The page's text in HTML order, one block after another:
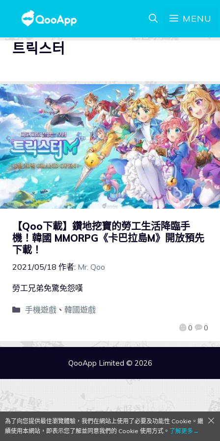
MENU
트릭스터
【Qoo下載】鑽地挖寶的勞工生活降臨手
機！韓國 MMORPG《卡巴拉島M》開放預先
下載！
2021/05/18 作者: Mr. Qoo
0 0
勞工兄弟免驚免怨嘆
手機遊戲、 韓國遊戲
QooApp Limited © 2026
為了向您提供最佳瀏覽體驗，我們在網站上使用了必要及功能性 Cookie。繼
續使用本網站，即表示您了解並同意我們的 Cookie 使用方式。 了解更多→